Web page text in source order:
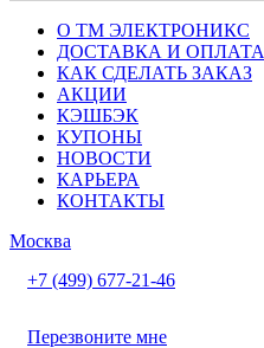
О ТМ ЭЛЕКТРОНИКС
ДОСТАВКА И ОПЛАТА
КАК СДЕЛАТЬ ЗАКАЗ
АКЦИИ
КЭШБЭК
КУПОНЫ
НОВОСТИ
КАРЬЕРА
КОНТАКТЫ
Москва
+7 (499) 677-21-46
Перезвоните мне